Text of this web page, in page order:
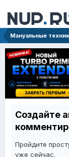
Мануальные
Создайте
Пройдите
уже сейчас.